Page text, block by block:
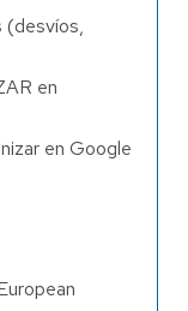
(desvíos,
en
en Google